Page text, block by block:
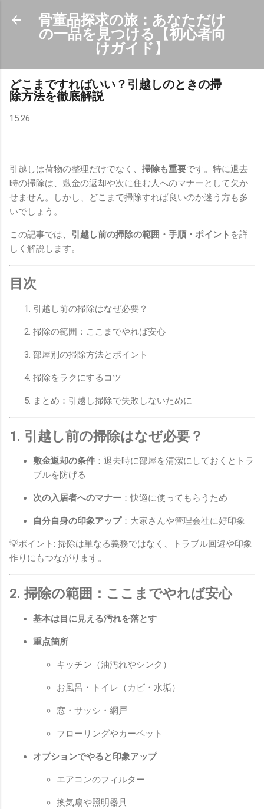
スキップしてメイン コンテンツに移動
骨董品探求の旅：あなただけ
の一品を見つける【初心者向
けガイド】
どこまですればいい？引越しのときの掃
除方法を徹底解説
15:26
引越しは荷物の整理だけでなく、 掃除も重要です。特に退去
時の掃除は、敷金の返却や次に住む人へのマナーとして欠か
せません。しかし、どこまで掃除すれば良いのか迷う方も多
いでしょう。
この記事では、 引越し前の掃除の範囲・手順・ポイント を詳
しく解説します。
目次
引越し前の掃除はなぜ必要？
掃除の範囲：ここまでやれば安心
部屋別の掃除方法とポイント
掃除をラクにするコツ
まとめ：引越し掃除で失敗しないために
1. 引越し前の掃除はなぜ必要？
敷金返却の条件 ：退去時に部屋を清潔にしておくとトラ
ブルを防げる
次の入居者へのマナー ：快適に使ってもらうため
自分自身の印象アップ：大家さんや管理会社に好印象
💡ポイント: 掃除は単なる義務ではなく、トラブル回避や印象
作りにもつながります。
2. 掃除の範囲：ここまでやれば安心
基本は目に見える汚れを落とす
重点箇所
キッチン（油汚れやシンク）
お風呂・トイレ（カビ・水垢）
窓・サッシ・網戸
フローリングやカーペット
オプションでやると印象アップ
エアコンのフィルター
換気扇や照明器具